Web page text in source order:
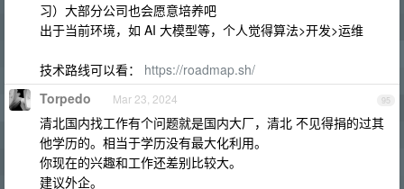
习）大部分公司也会愿意培养吧
出于当前环境，如 AI 大模型等，个人觉得算法>开发>运维
技术路线可以看： https://roadmap.sh/
95
Torpedo Mar 23, 2024
清北国内找工作有个问题就是国内大厂，清北 不见得捐的过其
他学历的。相当于学历没有最大化利用。
你现在的兴趣和工作还差别比较大。
建议外企。